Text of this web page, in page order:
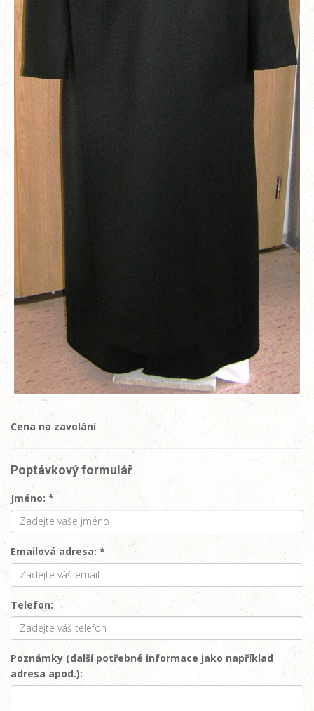
Cena na zavolání
Poptávkový formulář
Jméno: *
Emailová adresa: *
Telefon:
Poznámky (další potřebné informace jako například
adresa apod.):